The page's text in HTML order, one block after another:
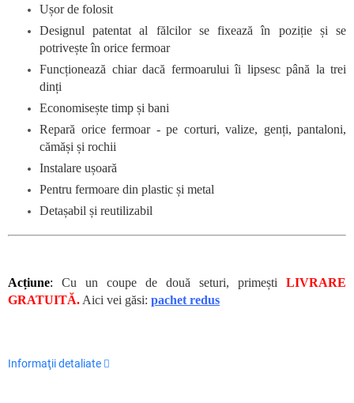
Ușor de folosit
Designul patentat al fălcilor se fixează în poziție și se
potrivește în orice fermoar
Funcționează chiar dacă fermoarului îi lipsesc până la trei
dinți
Economisește timp și bani
Repară orice fermoar - pe corturi, valize, genți, pantaloni,
cămăși și rochii
Instalare ușoară
Pentru fermoare din plastic și metal
Detașabil și reutilizabil
Acțiune: Cu un coupe de două seturi, primești LIVRARE
GRATUITĂ. Aici vei găsi: pachet redus
Informaţii detaliate